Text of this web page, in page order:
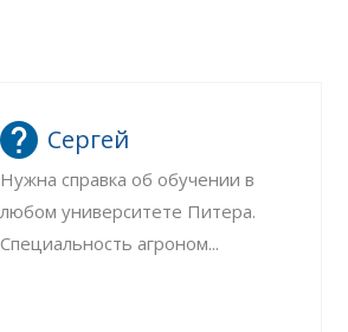
Сергей
Нужна справка об обучении в
любом университете Питера.
Специальность агроном...